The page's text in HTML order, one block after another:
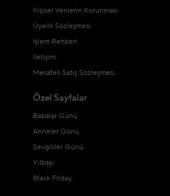
Kişisel Verilerin Korunması
Üyelik Sözleşmesi
İşlem Rehberi
İletişim
Mesafeli Satış Sözleşmesi
Özel Sayfalar
Babalar Günü
Anneler Günü
Sevgililer Günü
Yılbaşı
Black Friday